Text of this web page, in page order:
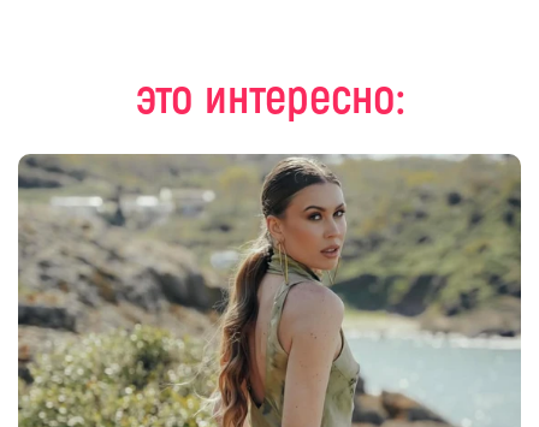
это интересно: